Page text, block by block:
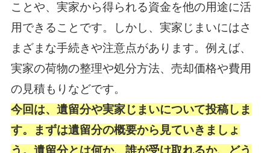
ことや、実家から得られる資金を他の用途に活
用できることです。しかし、実家じまいにはさ
まざまな手続きや注意点があります。例えば、
実家の荷物の整理や処分方法、売却価格や費用
の見積もりなどです。
今回は、遺留分や実家じまいについて投稿しま
す。まずは遺留分の概要から見ていきましょ
う。遺留分とは何か、誰が受け取れるか、どう